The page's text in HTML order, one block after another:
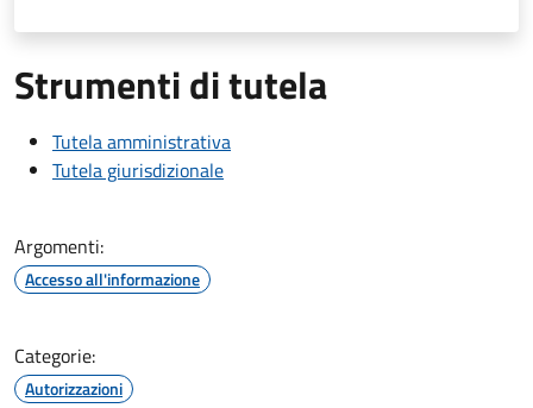
Strumenti di tutela
Tutela amministrativa
Tutela giurisdizionale
Argomenti:
Accesso all'informazione
Categorie:
Autorizzazioni